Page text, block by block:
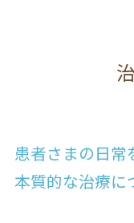
患者さまの日常
本質的な治療に